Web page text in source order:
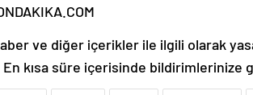
ve diğer içerikler ile ilgili olarak
kısa süre içerisinde bildirimlerinize